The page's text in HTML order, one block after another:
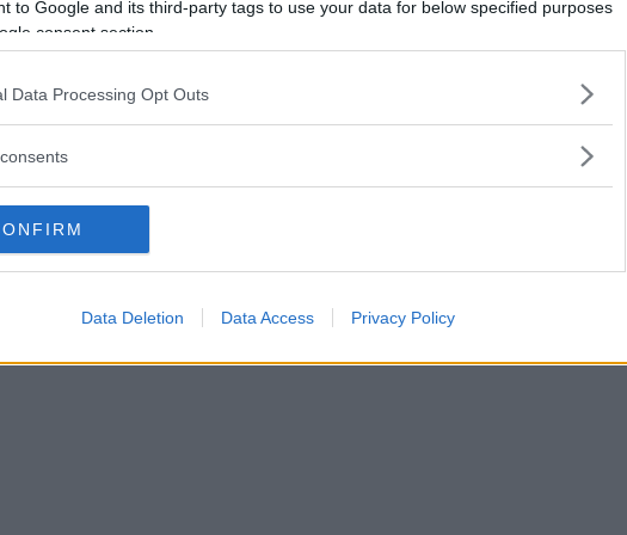
to Google and its third-party tags to use your data for below specified purposes
consent section.
Data Processing Opt Outs
Data Deletion Data Access Privacy Policy
kritiken mot bolaget: "Strider
ägarens direktiv"
20 april 2026 16.00